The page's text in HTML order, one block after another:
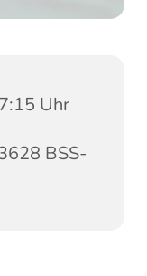
Uhr
BSS-